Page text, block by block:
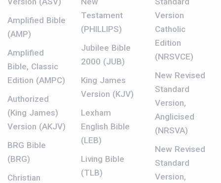
Amplified Bible
(AMP)
Amplified
Bible, Classic
Edition (AMPC)
Authorized
(King James)
Version (AKJV)
BRG Bible
(BRG)
Christian
Testament
(PHILLIPS)
Jubilee Bible
2000 (JUB)
King James
Version (KJV)
Lexham
English Bible
(LEB)
Living Bible
(TLB)
Version
Catholic
Edition
(NRSVCE)
New Revised
Standard
Version,
Anglicised
(NRSVA)
New Revised
Standard
Version,